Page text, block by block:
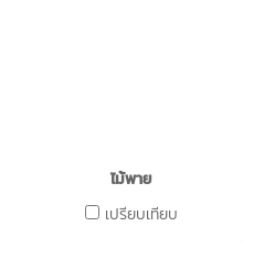
ไม้พาย
เปรียบเทียบ